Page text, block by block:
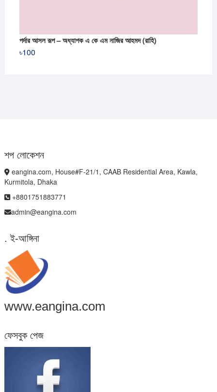
পর্দার আসল রূপ – অধ্যাপক এ কে এম নাজির আহমদ (রাহি)
৳100
শপ লোকেশন
eangina.com, House#F-21/1, CAAB Residential Area, Kawla,
Kurmitola, Dhaka
+8801751883771
admin@eangina.com
. ই-আঙ্গিনা
www.eangina.com
ফেসবুক পেজ